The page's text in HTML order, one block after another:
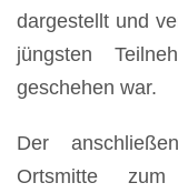
dargestellt und
jüngsten
geschehen war.
Der
Ortsmitte